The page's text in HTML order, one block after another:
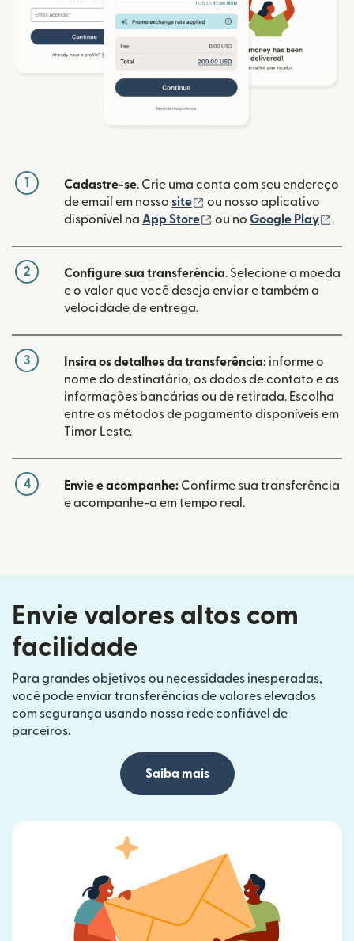
1 Cadastre-se. Crie uma conta com seu endereço
de email em nosso site (abre em uma nova
ou nosso aplicativo
disponível na App Store (abre em uma nova
ou no Google Play .
2 Configure sua transferência. Selecione a moeda
e o valor que você deseja enviar e também a
velocidade de entrega.
3 Insira os detalhes da transferência: informe o
nome do destinatário, os dados de contato e as
informações bancárias ou de retirada. Escolha
entre os métodos de pagamento disponíveis em
Timor Leste.
4 Envie e acompanhe: Confirme sua transferência
e acompanhe-a em tempo real.
Envie valores altos com
facilidade
Para grandes objetivos ou necessidades inesperadas,
você pode enviar transferências de valores elevados
com segurança usando nossa rede confiável de
parceiros.
Saiba mais